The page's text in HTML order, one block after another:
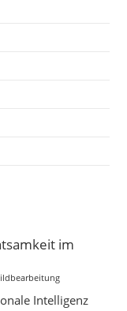
im
Intelligenz